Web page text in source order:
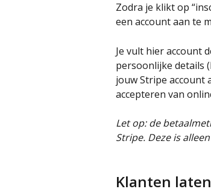
Zodra je klikt op
een account aan te
Je vult hier account
persoonlijke details
jouw Stripe account
accepteren van
Let op: de
Stripe. Deze is
Klanten